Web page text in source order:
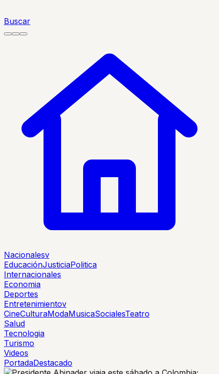
Buscar
Nacionalesv
EducaciónJusticiaPolitica
Internacionales
Economia
Deportes
Entretenimientov
CineCulturaModaMusicaSocialesTeatro
Salud
Tecnologia
Turismo
Videos
PortadaDestacado